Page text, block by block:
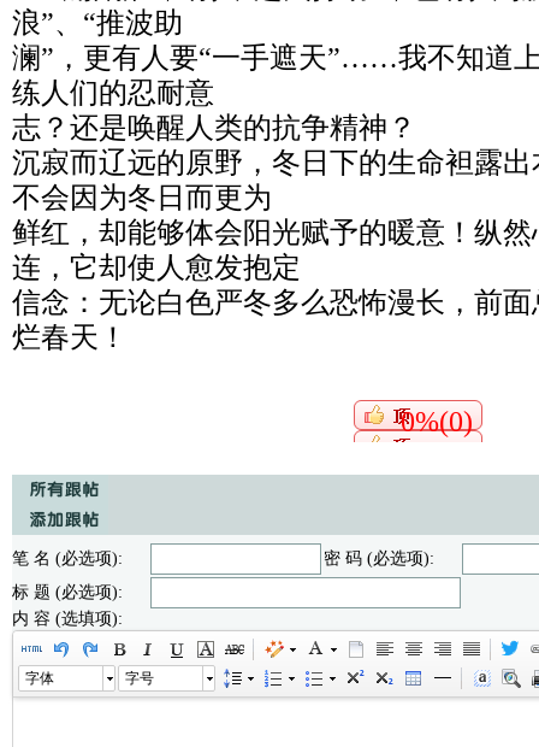
浪”、“推波助
澜”，更有人要“一手遮天”……我不知道
练人们的忍耐意
志？还是唤醒人类的抗争精神？
沉寂而辽远的原野，冬日下的生命袒露
不会因为冬日而更为
鲜红，却能够体会阳光赋予的暖意！纵
连，它却使人愈发抱定
信念：无论白色严冬多么恐怖漫长，前
烂春天！
0%(0)
笔 名 (必选项):
密 码 (必选项):
标 题 (必选项):
内 容 (选填项):
字体 字号